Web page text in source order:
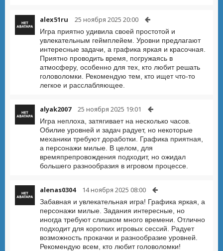
alex51ru 25 ноября 2025 20:00
Игра приятно удивила своей простотой и
увлекательным геймплейем. Уровни предлагают
интересные задачи, а графика яркая и красочная.
Приятно проводить время, погружаясь в
атмосферу, особенно для тех, кто любит решать
головоломки. Рекомендую тем, кто ищет что-то
легкое и расслабляющее.
alyak2007 25 ноября 2025 19:01
Игра неплоха, затягивает на несколько часов.
Обилие уровней и задач радует, но некоторые
механики требуют доработки. Графика приятная,
а персонажи милые. В целом, для
времяпрепровождения подходит, но ожидал
большего разнообразия в игровом процессе.
alenas0304 14 ноября 2025 08:00
Забавная и увлекательная игра! Графика яркая, а
персонажи милые. Задания интересные, но
иногда требуют слишком много времени. Отлично
подходит для коротких игровых сессий. Радует
возможность прокачки и разнообразие уровней.
Рекомендую всем, кто любит головоломки!